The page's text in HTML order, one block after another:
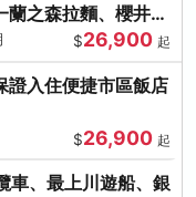
之森拉麵、櫻井二
$26,900 起
證入住便捷市區飯店
$26,900 起
車、最上川遊船、銀